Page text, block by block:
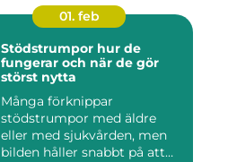
01. feb
Stödstrumpor hur de
fungerar och när de gör
störst nytta
Många förknippar
stödstrumpor med äldre
eller med sjukvården, men
bilden håller snabbt på att